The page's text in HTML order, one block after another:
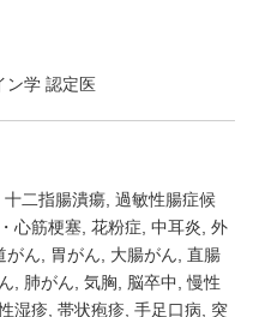
ン学 認定医
十二指腸潰瘍 過敏性腸症候
心筋梗塞 花粉症 中耳炎 外
がん 胃がん 大腸がん 直腸
肺がん 気胸 脳卒中
慢性
湿疹 帯状疱疹 手足口病
突